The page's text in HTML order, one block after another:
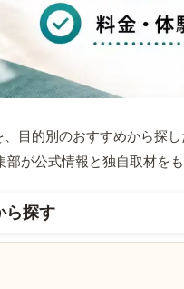
目的別のおすすめから探
が公式情報と独自取材をも
ら探す